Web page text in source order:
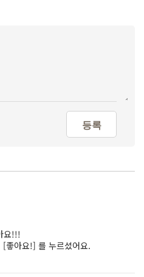
등록
요!!!
좋아요!] 를 누르셨어요.